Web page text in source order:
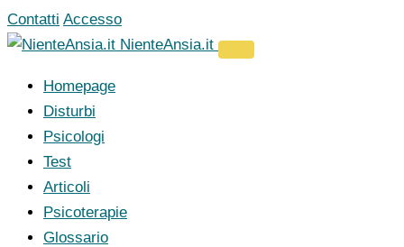
Vai
al
Contatti Accesso
NienteAnsia.it
Homepage
Disturbi
Psicologi
Test
Articoli
Psicoterapie
Glossario